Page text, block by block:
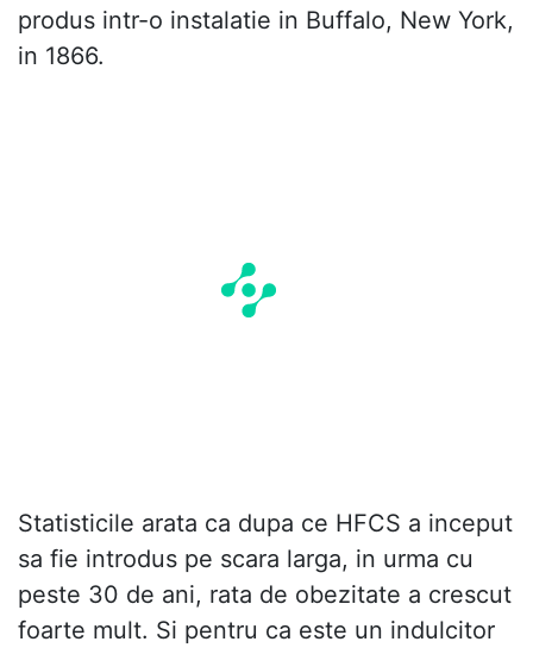
produs intr-o instalatie in Buffalo, New York,
in 1866.
Statisticile arata ca dupa ce HFCS a inceput
sa fie introdus pe scara larga, in urma cu
peste 30 de ani, rata de obezitate a crescut
foarte mult. Si pentru ca este un indulcitor